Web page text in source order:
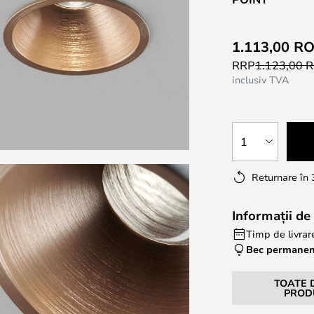
1.113,00
RRP1.123,00
inclusiv TVA
1
Returnare în
Informații
Timp de
Bec
TOATE